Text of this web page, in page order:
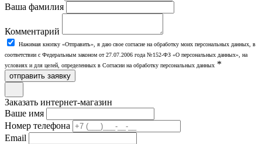
Ваша фамилия
Комментарий
Нажимая кнопку «Отправить», я даю свое согласие на обработку моих персональных данных, в
соответствии с Федеральным законом от 27.07.2006 года №152-ФЗ «О персональных данных», на
условиях и для целей, определенных в Согласии на обработку персональных данных *
отправить заявку
Заказать интернет-магазин
Ваше имя
Номер телефона
Email